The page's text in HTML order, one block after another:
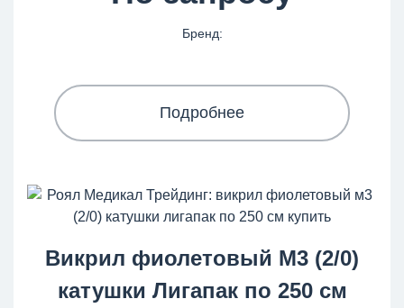
Бренд:
Подробнее
Викрил фиолетовый М3 (2/0)
катушки Лигапак по 250 см